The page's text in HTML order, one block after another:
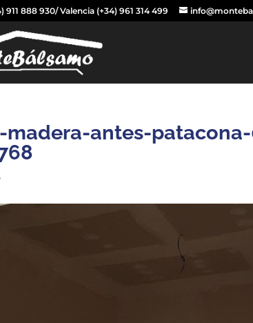
911 888 930/ Valencia (+34) 961 314 499
antes-patacona-